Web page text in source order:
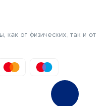
как от физических, так и от